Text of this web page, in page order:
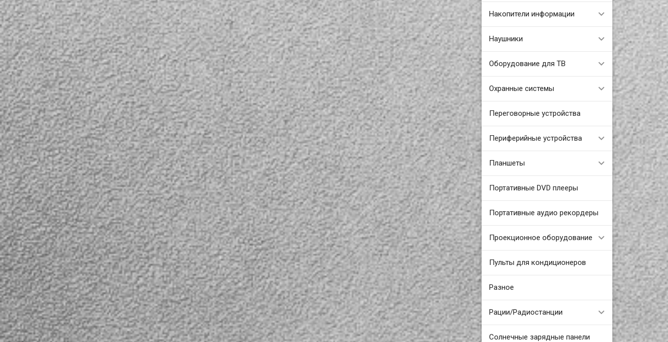
Накопители информации
Наушники
Оборудование для ТВ
Охранные системы
Переговорные устройства
Периферийные устройства
Планшеты
Портативные DVD плееры
Портативные аудио рекордеры
Проекционное оборудование
Пульты для кондиционеров
Разное
Рации/Радиостанции
Солнечные зарядные панели